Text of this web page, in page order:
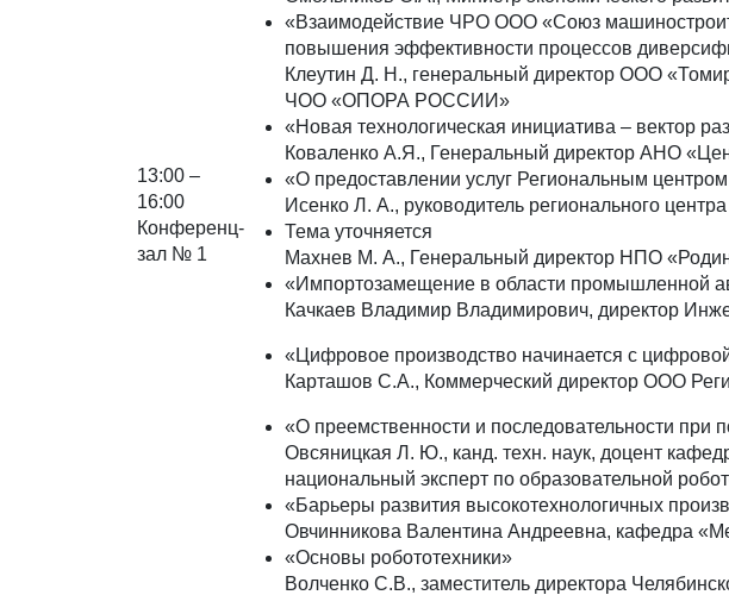
13:00 –
16:00
Конференц-
зал № 1
«Взаимодействие ЧРО ООО «Союз
повышения эффективности процессов
Клеутин Д. Н., генеральный директор ООО
ЧОО «ОПОРА РОССИИ»
«Новая технологическая инициатива – вектор
Коваленко А.Я., Генеральный директор АНО
«О предоставлении услуг Региональным
Исенко Л. А., руководитель регионального
Тема уточняется
Махнев М. А., Генеральный директор НПО
«Импортозамещение в области промышленной
Качкаев Владимир Владимирович, директор
«Цифровое производство начинается с
Карташов С.А., Коммерческий директор ООО
«О преемственности и последовательности
Овсяницкая Л. Ю., канд. техн. наук, доцент
национальный эксперт по образовательной
«Барьеры развития высокотехнологичных
Овчинникова Валентина Андреевна, кафедра
«Основы робототехники»
Волченко С.В., заместитель директора